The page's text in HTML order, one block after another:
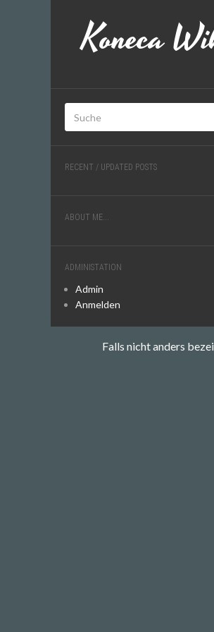
Koneca
RECENT / UPDATED POSTS
ABOUT ME...
ADMINISTATION
Admin
Anmelden
Falls nicht anders